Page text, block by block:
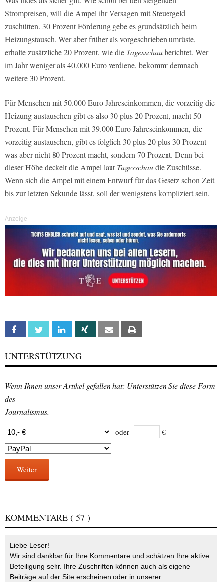
Strompreisen, will die Ampel ihr Versagen mit Steuergeld
zuschütten. 30 Prozent Förderung gebe es grundsätzlich beim
Heizungstausch. Wer aber früher als vorgeschrieben umrüste,
erhalte zusätzliche 20 Prozent, wie die Tagesschauberichtet. Wer
im Jahr weniger als 40.000 Euro verdiene, bekommt demnach
weitere 30 Prozent.
Für Menschen mit 50.000 Euro Jahreseinkommen, die vorzeitig die
Heizung austauschen gibt es also 30 plus 20 Prozent, macht 50
Prozent. Für Menschen mit 39.000 Euro Jahreseinkommen, die
vorzeitig austauschen, gibt es folglich 30 plus 20 plus 30 Prozent –
was aber nicht 80 Prozent macht, sondern 70 Prozent. Denn bei
dieser Höhe deckelt die Ampel laut Tagesschaudie Zuschüsse.
Wenn sich die Ampel mit einem Entwurf für das Gesetz schon Zeit
bis zur letzten Sekunde lässt, soll der wenigstens kompliziert sein.
Anzeige
Facebook Twitter Linkedin Xing Email
UNTERSTÜTZUNG
Wenn Ihnen unser Artikel gefallen hat: Unterstützen Sie diese Form
des
Journalismus.
oder €
Weiter
KOMMENTARE ( 57 )
Liebe Leser!
Wir sind dankbar für Ihre Kommentare und schätzen Ihre aktive
Beteiligung sehr. Ihre Zuschriften können auch als eigene
Beiträge auf der Site erscheinen oder in unserer